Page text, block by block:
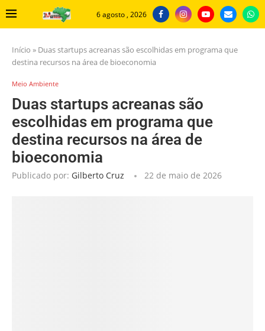
6 agosto , 2026
Início » Duas startups acreanas são escolhidas em programa que
destina recursos na área de bioeconomia
Meio Ambiente
Duas startups acreanas são
escolhidas em programa que
destina recursos na área de
bioeconomia
Publicado por: Gilberto Cruz 22 de maio de 2026